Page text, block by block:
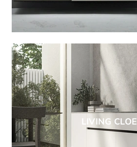
LIVING CLOE